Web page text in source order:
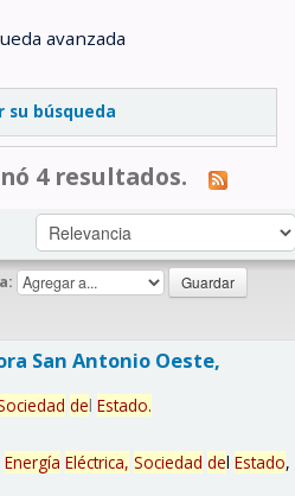
avanzada
su búsqueda
4 resultados.
San Antonio Oeste,
del Estado.
Energía Eléctrica, Sociedad del Estado,